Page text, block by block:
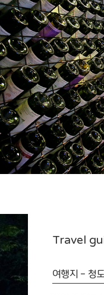
Travel
여행지 - 청